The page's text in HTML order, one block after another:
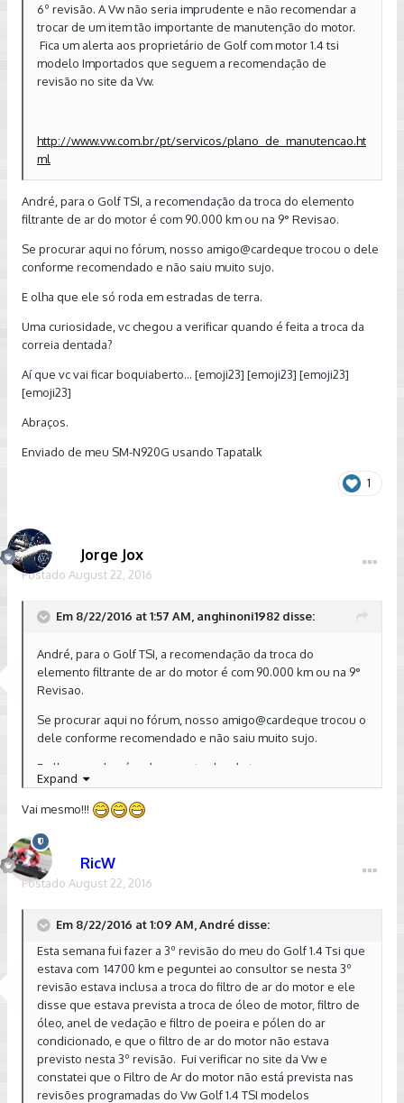
6º revisão. A Vw não seria imprudente e não recomendar a
trocar de um item tão importante de manutenção do motor.
Fica um alerta aos proprietário de Golf com motor 1.4 tsi
modelo Importados que seguem a recomendação de
revisão no site da Vw.
http://www.vw.com.br/pt/servicos/plano_de_manutencao.ht
ml
André, para o Golf TSI, a recomendação da troca do elemento
filtrante de ar do motor é com 90.000 km ou na 9° Revisao.
Se procurar aqui no fórum, nosso amigo@cardequetrocou o dele
conforme recomendado e não saiu muito sujo.
E olha que ele só roda em estradas de terra.
Uma curiosidade, vc chegou a verificar quando é feita a troca da
correia dentada?
Aí que vc vai ficar boquiaberto... [emoji23] [emoji23] [emoji23]
[emoji23]
Abraços.
Enviado de meu SM-N920G usando Tapatalk
1
Jorge Jox
Postado August 22, 2016
Em 8/22/2016 at 1:57 AM, anghinoni1982 disse:
André, para o Golf TSI, a recomendação da troca do
elemento filtrante de ar do motor é com 90.000 km ou na 9°
Revisao.
Se procurar aqui no fórum, nosso amigo@cardequetrocou o
dele conforme recomendado e não saiu muito sujo.
E olha que ele só roda em estradas de terra.
da correia dentada?
Aí que vc vai ficar boquiaberto...
Enviado de meu SM-N920G usando Tapatalk
Expand
Vai mesmo!!!
RicW
Postado August 22, 2016
Em 8/22/2016 at 1:09 AM, André disse:
Esta semana fui fazer a 3º revisão do meu do Golf 1.4 Tsi que
estava com 14700 km e peguntei ao consultor se nesta 3º
revisão estava inclusa a troca do filtro de ar do motor e ele
disse que estava prevista a troca de óleo de motor, filtro de
óleo, anel de vedação e filtro de poeira e pólen do ar
condicionado, e que o filtro de ar do motor não estava
previsto nesta 3º revisão. Fui verificar no site da Vw e
constatei que o Filtro de Ar do motor não está prevista nas
revisões programadas do Vw Golf 1.4 TSI modelos